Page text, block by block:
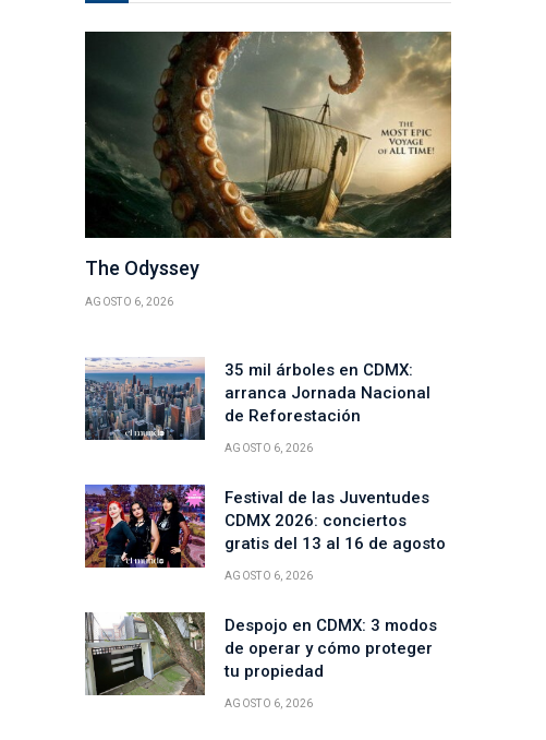
The Odyssey
AGOSTO 6, 2026
35 mil árboles en CDMX:
arranca Jornada Nacional
de Reforestación
AGOSTO 6, 2026
Festival de las Juventudes
CDMX 2026: conciertos
gratis del 13 al 16 de agosto
AGOSTO 6, 2026
Despojo en CDMX: 3 modos
de operar y cómo proteger
tu propiedad
AGOSTO 6, 2026